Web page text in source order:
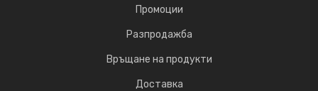
Промоции
Разпродажба
Връщане на продукти
Доставка